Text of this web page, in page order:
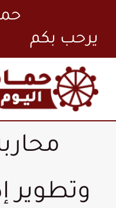
content
وتطوير